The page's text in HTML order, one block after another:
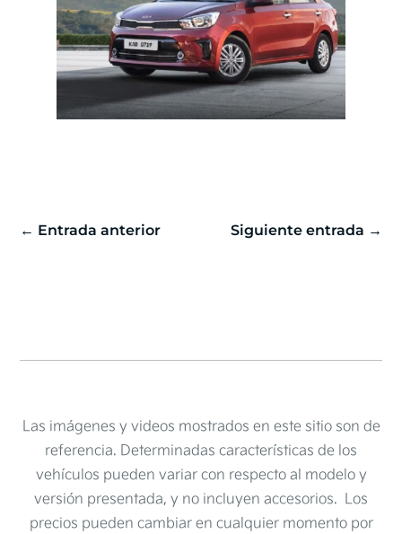
← Entrada anterior Siguiente entrada →
Las imágenes y videos mostrados en este sitio son de
referencia. Determinadas características de los
vehículos pueden variar con respecto al modelo y
versión presentada, y no incluyen accesorios. Los
precios pueden cambiar en cualquier momento por